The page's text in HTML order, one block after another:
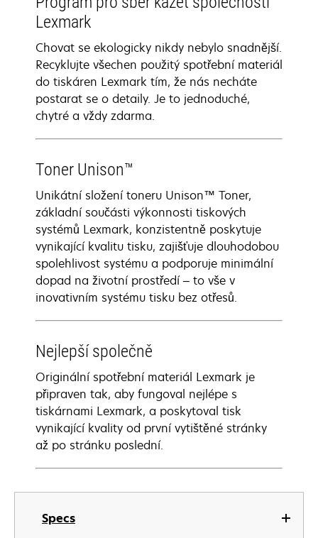
Specs
Lexmark
Chovat se ekologicky nikdy nebylo snadnější.
Recyklujte všechen použitý spotřební materiál
do tiskáren Lexmark tím, že nás necháte
postarat se o detaily. Je to jednoduché,
chytré a vždy zdarma.
Toner Unison™
Unikátní složení toneru Unison™ Toner,
základní součásti výkonnosti tiskových
systémů Lexmark, konzistentně poskytuje
vynikající kvalitu tisku, zajišťuje dlouhodobou
spolehlivost systému a podporuje minimální
dopad na životní prostředí – to vše v
inovativním systému tisku bez otřesů.
Nejlepší společně
Originální spotřební materiál Lexmark je
připraven tak, aby fungoval nejlépe s
tiskárnami Lexmark, a poskytoval tisk
vynikající kvality od první vytištěné stránky
až po stránku poslední.